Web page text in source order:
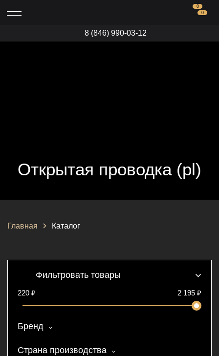
0
0
8 (846) 990-03-12
Открытая проводка (pl)
Главная Каталог
Фильтровать товары
220 ₽ 2 195 ₽
Бренд
Страна производства